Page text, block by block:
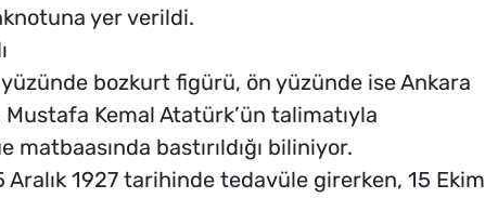
yer verildi.
bozkurt figürü, ön yüzünde ise Ankara
Kemal Atatürk’ün talimatıyla
matbaasında bastırıldığı biliniyor.
1927 tarihinde tedavüle girerken, 15 Ekim